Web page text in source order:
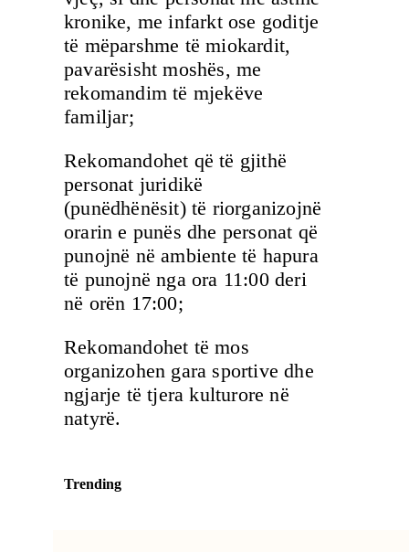
kronike, me infarkt ose goditje
të mëparshme të miokardit,
pavarësisht moshës, me
rekomandim të mjekëve
familjar;
Rekomandohet që të gjithë
personat juridikë
(punëdhënësit) të riorganizojnë
orarin e punës dhe personat që
punojnë në ambiente të hapura
të punojnë nga ora 11:00 deri
në orën 17:00;
Rekomandohet të mos
organizohen gara sportive dhe
ngjarje të tjera kulturore në
natyrë.
Trending